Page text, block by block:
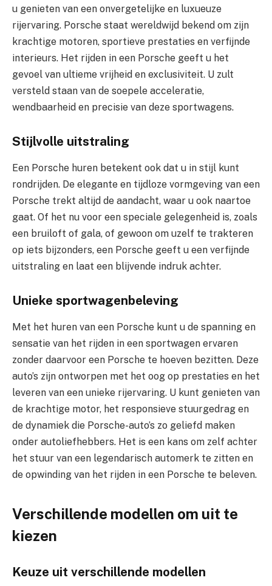
u genieten van een onvergetelijke en luxueuze
rijervaring. Porsche staat wereldwijd bekend om zijn
krachtige motoren, sportieve prestaties en verfijnde
interieurs. Het rijden in een Porsche geeft u het
gevoel van ultieme vrijheid en exclusiviteit. U zult
versteld staan van de soepele acceleratie,
wendbaarheid en precisie van deze sportwagens.
Stijlvolle uitstraling
Een Porsche huren betekent ook dat u in stijl kunt
rondrijden. De elegante en tijdloze vormgeving van een
Porsche trekt altijd de aandacht, waar u ook naartoe
gaat. Of het nu voor een speciale gelegenheid is, zoals
een bruiloft of gala, of gewoon om uzelf te trakteren
op iets bijzonders, een Porsche geeft u een verfijnde
uitstraling en laat een blijvende indruk achter.
Unieke sportwagenbeleving
Met het huren van een Porsche kunt u de spanning en
sensatie van het rijden in een sportwagen ervaren
zonder daarvoor een Porsche te hoeven bezitten. Deze
auto’s zijn ontworpen met het oog op prestaties en het
leveren van een unieke rijervaring. U kunt genieten van
de krachtige motor, het responsieve stuurgedrag en
de dynamiek die Porsche-auto’s zo geliefd maken
onder autoliefhebbers. Het is een kans om zelf achter
het stuur van een legendarisch automerk te zitten en
de opwinding van het rijden in een Porsche te beleven.
Verschillende modellen om uit te
kiezen
Keuze uit verschillende modellen